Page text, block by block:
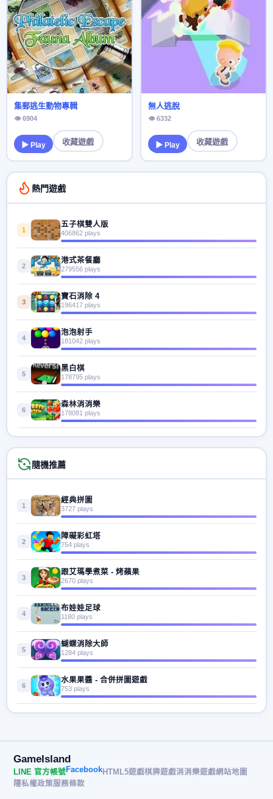
集郵逃生動物專輯
👁 6904
▶ Play 收藏遊戲
無人逃脫
👁 6332
▶ Play 收藏遊戲
熱門遊戲
1
五子棋雙人版
406862 plays
2
港式茶餐廳
279556 plays
3
寶石消除 4
196417 plays
4
泡泡射手
181042 plays
5
黑白棋
178795 plays
6
森林消消樂
178081 plays
隨機推薦
1
經典拼圖
3727 plays
2
障礙彩虹塔
754 plays
3
跟艾瑪學煮菜 - 烤蘋果
2670 plays
4
布娃娃足球
1180 plays
5
蝴蝶消除大師
1284 plays
6
水果果醬 - 合併拼圖遊戲
753 plays
GameIsland
LINE 官方帳號FacebookHTML5遊戲棋牌遊戲消消樂遊戲網站地圖
隱私權政策服務條款